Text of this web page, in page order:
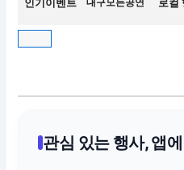
인기이벤트 로컬
관심 있는 행사, 앱